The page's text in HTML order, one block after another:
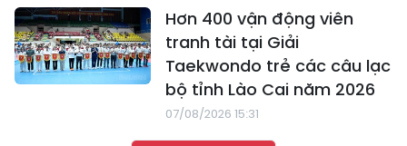
Hơn 400 vận động viên
tranh tài tại Giải
Taekwondo trẻ các câu lạc
bộ tỉnh Lào Cai năm 2026
07/08/2026 15:31